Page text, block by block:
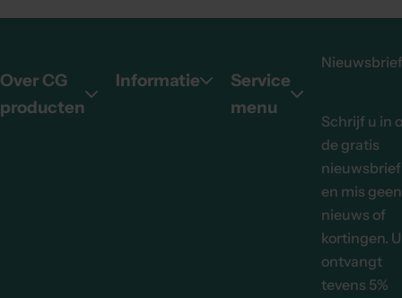
Over CG
producten
Informatie
Service
menu
Nieuwsbrief
Schrijf u in
de gratis
nieuwsbrief
en mis geen
nieuws of
kortingen. U
ontvangt
tevens 5%